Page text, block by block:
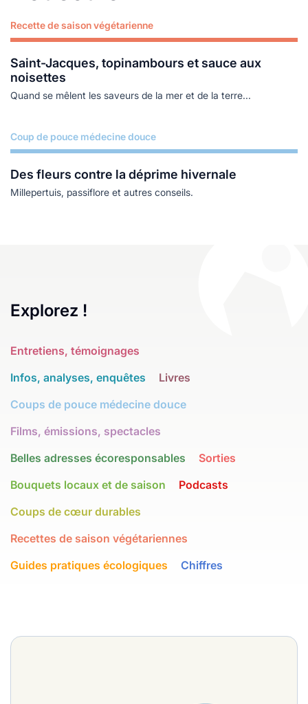
Recette de saison végétarienne
Saint-Jacques, topinambours et sauce aux
noisettes
Quand se mêlent les saveurs de la mer et de la terre...
Lire plus
Coup de pouce médecine douce
Des fleurs contre la déprime hivernale
Millepertuis, passiflore et autres conseils.
Lire plus
Explorez !
Entretiens, témoignages
Infos, analyses, enquêtes
Livres
Coups de pouce médecine douce
Films, émissions, spectacles
Belles adresses écoresponsables
Sorties
Bouquets locaux et de saison
Podcasts
Coups de cœur durables
Recettes de saison végétariennes
Guides pratiques écologiques
Chiffres